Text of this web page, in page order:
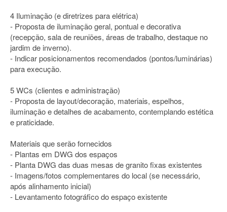
4 Iluminação (e diretrizes para elétrica)
- Proposta de iluminação geral, pontual e decorativa
(recepção, sala de reuniões, áreas de trabalho, destaque no
jardim de inverno).
- Indicar posicionamentos recomendados (pontos/luminárias)
para execução.
5 WCs (clientes e administração)
- Proposta de layout/decoração, materiais, espelhos,
iluminação e detalhes de acabamento, contemplando estética
e praticidade.
Materiais que serão fornecidos
- Plantas em DWG dos espaços
- Planta DWG das duas mesas de granito fixas existentes
- Imagens/fotos complementares do local (se necessário,
após alinhamento inicial)
- Levantamento fotográfico do espaço existente